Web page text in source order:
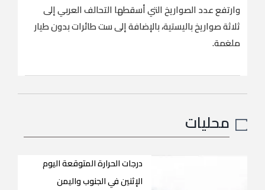
وارتفع عدد الصواريخ التي أسقطها التحالف العربي إلى
ثلاثة صواريخ باليستية، بالإضافة إلى ست طائرات بدون طيار
ملغمة.
محليات
درجات الحرارة المتوقعة اليوم
الإثنين في الجنوب واليمن